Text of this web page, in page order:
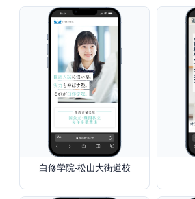
白修学院-松山大街道校